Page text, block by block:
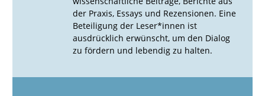
der Praxis, Essays und Rezensionen. Eine
Beteiligung der Leser*innen ist
ausdrücklich erwünscht, um den Dialog
zu fördern und lebendig zu halten.